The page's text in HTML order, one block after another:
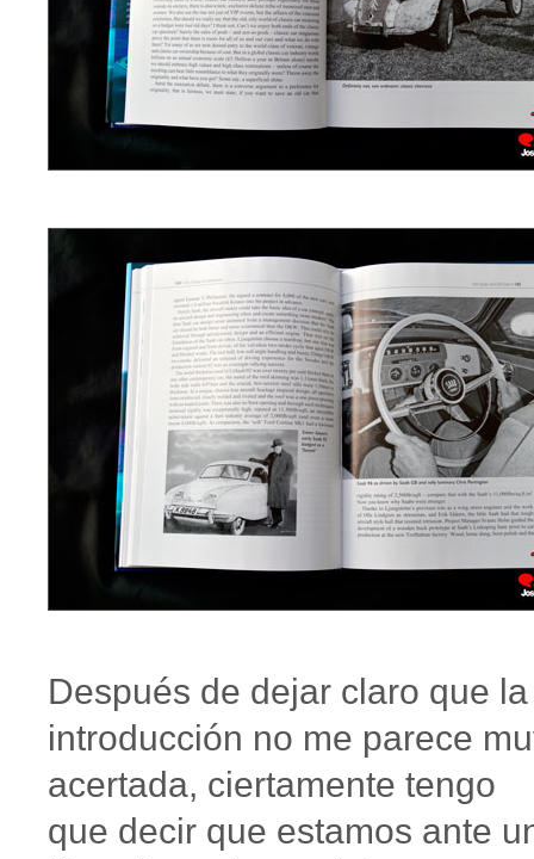
Después de dejar claro que la
introducción no me parece
acertada, ciertamente tengo
que decir que estamos ante